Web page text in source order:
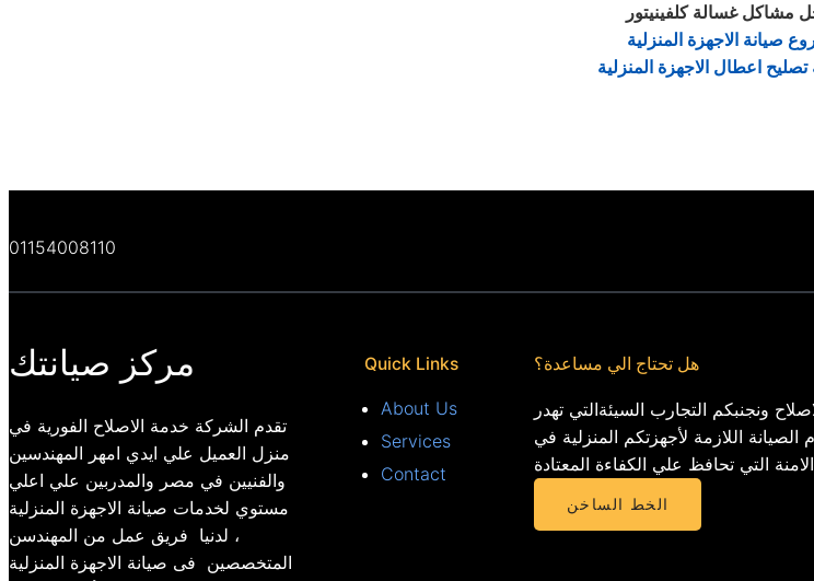
مشاكل غسالة كلفينيتور
صيانة الاجهزة المنزلية
اعطال الاجهزة المنزلية
01154008110
مركز صيانتك
تقدم الشركة خدمة الاصلاح الفورية في
منزل العميل علي ايدي امهر المهندسين
والفنيين في مصر والمدربين علي اعلي
مستوي لخدمات صيانة الاجهزة المنزلية
، لدنيا فريق عمل من المهندسن
المتخصصين فى صيانة الاجهزة المنزلية
Quick Links
About Us
Services
Contact
هل تحتاج الي مساعدة؟
ونجنبكم التجارب السيئةالتي تهدر
اللازمة لأجهزتكم المنزلية في
التي تحافظ علي الكفاءة المعتادة
الخط الساخن